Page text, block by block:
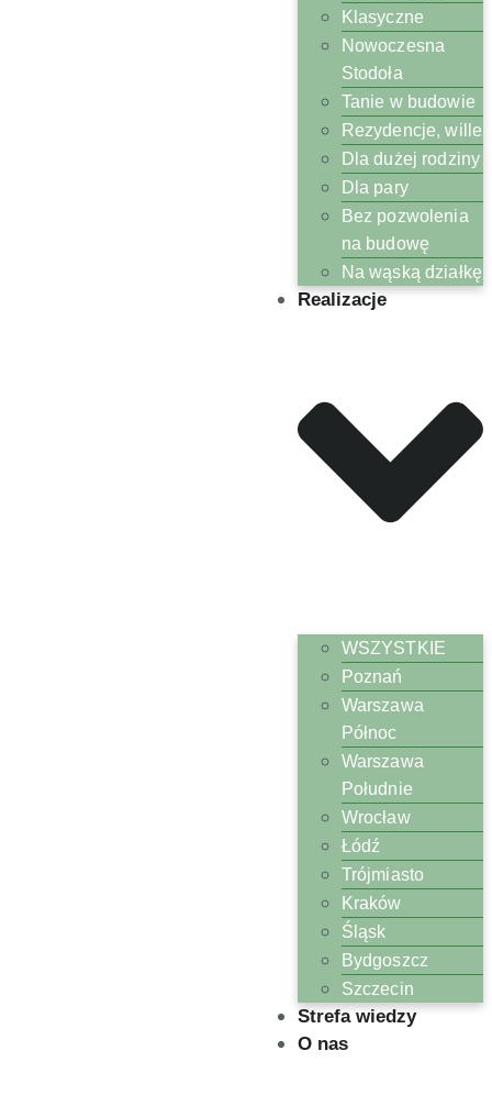
Klasyczne
Nowoczesna
Stodoła
Tanie w budowie
Rezydencje, wille
Dla dużej rodziny
Dla pary
Bez pozwolenia
na budowę
Na wąską działkę
Realizacje
WSZYSTKIE
Poznań
Warszawa
Północ
Warszawa
Południe
Wrocław
Łódź
Trójmiasto
Kraków
Śląsk
Bydgoszcz
Szczecin
Strefa wiedzy
O nas